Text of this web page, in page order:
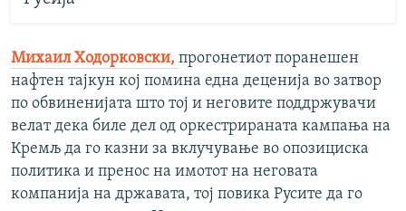
Михаил Ходорковски, прогонетиот поранешен
нафтен тајкун кој помина една деценија во затвор
по обвиненијата што тој и неговите поддржувачи
велат дека биле дел од оркестрираната кампања на
Кремљ да го казни за вклучување во опозициска
политика и пренос на имотот на неговата
компанија на државата, тој повика Русите да го